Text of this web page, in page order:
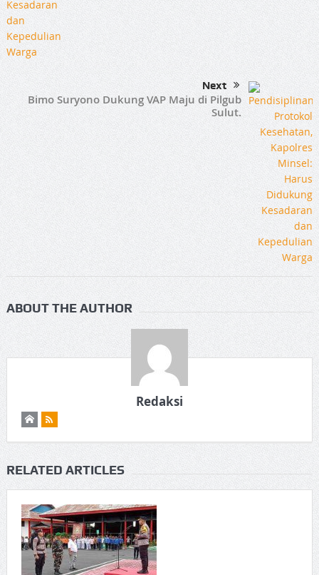
Next
Bimo Suryono Dukung VAP Maju di Pilgub
Sulut.
ABOUT THE AUTHOR
Redaksi
RELATED ARTICLES